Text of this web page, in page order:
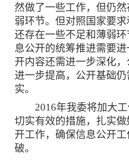
然做了一些工作，但仍
弱环节。但对照国家要求
还存在一些不足和薄弱
息公开的统筹推进需要
开内容还需进一步深化
进一步提高，公开基础
实。
2016年我委将加大工
切实有效的措施，扎实
开工作，确保信息公开
破。